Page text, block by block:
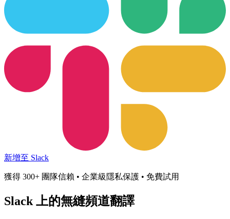
新增至 Slack
獲得 300+ 團隊信賴 • 企業級隱私保護 • 免費試用
Slack 上的無縫頻道翻譯